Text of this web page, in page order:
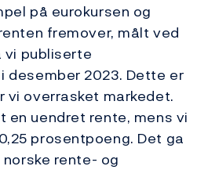
på eurokursen og
fremover, målt ved
vi publiserte
desember 2023. Dette er
vi overrasket markedet.
en uendret rente, mens vi
prosentpoeng. Det ga
rente- og